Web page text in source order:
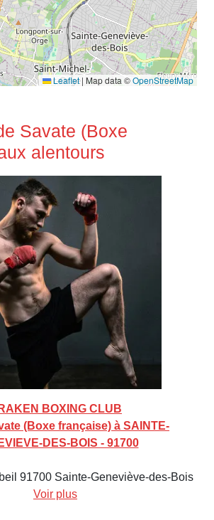
Leaflet | Map data ©OpenStreetMap
Savate (Boxe
alentours
BOXING CLUB
(Boxe française) à SAINTE-
DES-BOIS - 91700
91700 Sainte-Geneviève-des-Bois
Voir plus